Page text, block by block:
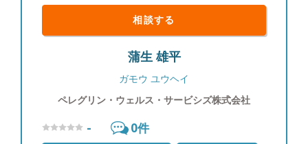
相談する
蒲生 雄平
ガモウ ユウヘイ
ペレグリン・ウェルス・サービシズ株式会社
- 0件